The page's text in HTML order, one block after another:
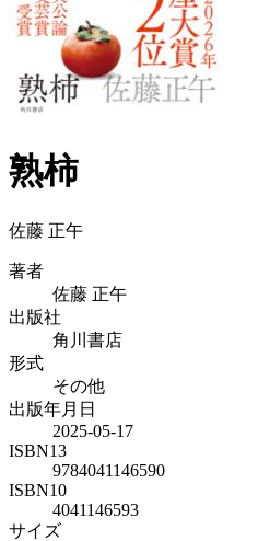
熟柿
佐藤 正午
著者
佐藤 正午
出版社
角川書店
形式
その他
出版年月日
2025-05-17
ISBN13
9784041146590
ISBN10
4041146593
サイズ